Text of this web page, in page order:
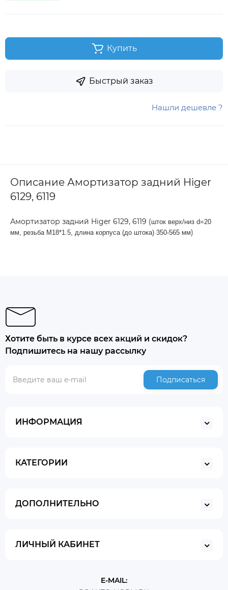
Купить
Быстрый заказ
Нашли дешевле ?
Описание Амортизатор задний Higer
6129, 6119
Амортизатор задний Higer 6129, 6119 (шток верх/низ d=20
мм, резьба M18*1.5, длина корпуса (до штока) 350-565 мм)
Хотите быть в курсе всех акций и скидок?
Подпишитесь на нашу рассылку
Подписаться
ИНФОРМАЦИЯ
КАТЕГОРИИ
ДОПОЛНИТЕЛЬНО
ЛИЧНЫЙ КАБИНЕТ
E-MAIL: